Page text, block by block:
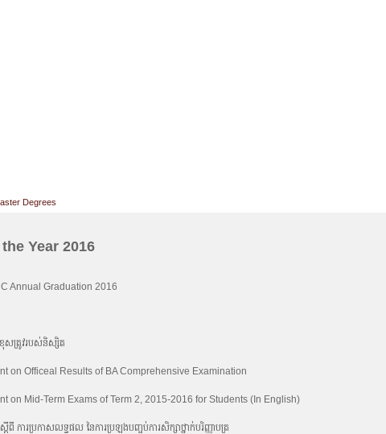
Degrees
Year 2016
Annual Graduation 2016
សត្រូវរបស់និស្សិត
on Officeal Results of BA Comprehensive Examination
on Mid-Term Exams of Term 2, 2015-2016 for Students (In English)
ការប្រកាសលទ្ធផល នៃការប្រឡងបញ្ចប់ការសិក្សាថ្នាក់បរិញ្ញាបត្រ